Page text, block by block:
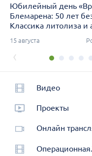
Юбилейный день
Блемарена: 50 лет
Классика литолиза и
15 августа
‹
Видео
Проекты
Онлайн